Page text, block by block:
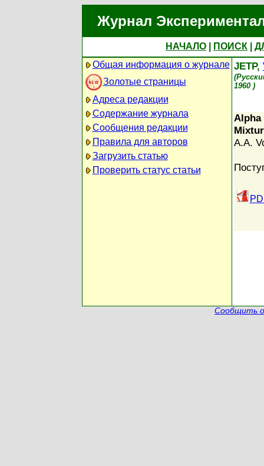
Журнал
НАЧАЛО ПОИСК
Общая информация о журнале
Золотые страницы
Адреса редакции
Содержание журнала
Сообщения редакции
Правила для авторов
Загрузить статью
Проверить статус статьи
JETP,
1960 )
Alpha
A.A.
Сообщить о